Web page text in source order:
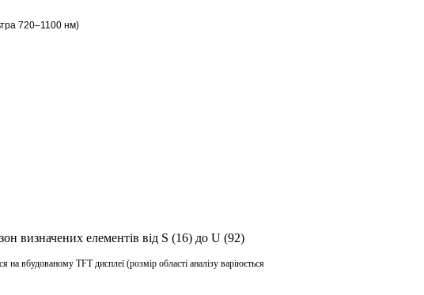
720–1100 нм)
визначених елементів від S (16) до U (92)
на вбудованому TFTдисплеї (розмір області аналізу варіюється